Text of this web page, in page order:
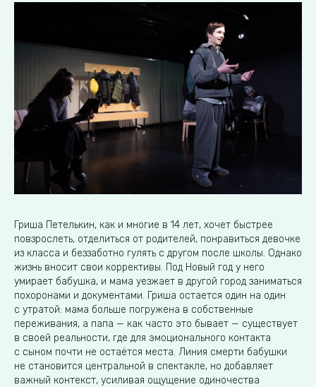
Гриша Петелькин, как и многие в 14 лет, хочет быстрее
повзрослеть, отделиться от родителей, понравиться девочке
из класса и беззаботно гулять с другом после школы. Однако
жизнь вносит свои коррективы. Под Новый год у него
умирает бабушка, и мама уезжает в другой город заниматься
похоронами и документами. Гриша остается один на один
с утратой: мама больше погружена в собственные
переживания, а папа — как часто это бывает — существует
в своей реальности, где для эмоционального контакта
с сыном почти не остаётся места. Линия смерти бабушки
не становится центральной в спектакле, но добавляет
важный контекст, усиливая ощущение одиночества